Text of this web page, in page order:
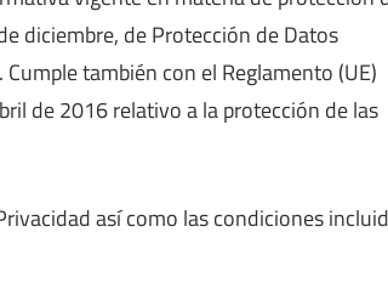
diciembre, de Protección de Datos
también con el Reglamento (UE)
de 2016 relativo a la protección de las
así como las condiciones